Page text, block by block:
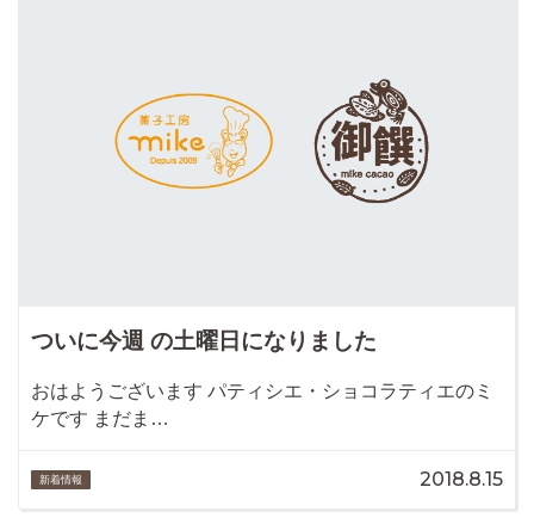
ついに今週 の土曜日になりました
おはようございます パティシエ・ショコラティエのミ
ケです まだま…
新着情報 2018.8.15